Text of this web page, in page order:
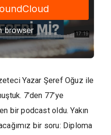
Yazar Şeref Oğuz ile
7’den 77’ye
bir podcast oldu. Yakın
bir soru: Diploma